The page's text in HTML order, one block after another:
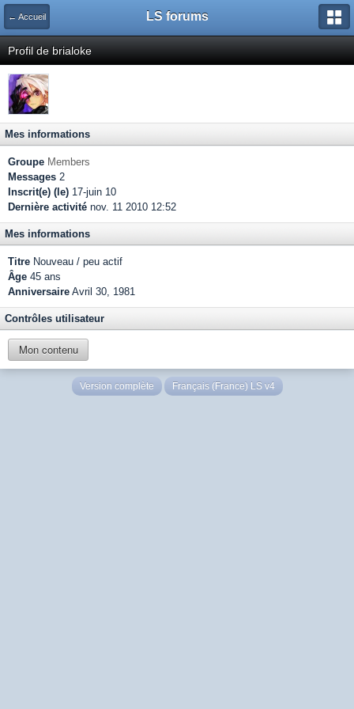
← Accueil LS forums
Profil de brialoke
Mes informations
Groupe Members
Messages 2
Inscrit(e) (le) 17-juin 10
Dernière activité nov. 11 2010 12:52
Mes informations
Titre Nouveau / peu actif
Âge 45 ans
Anniversaire Avril 30, 1981
Contrôles utilisateur
Mon contenu
Version complète Français (France) LS v4